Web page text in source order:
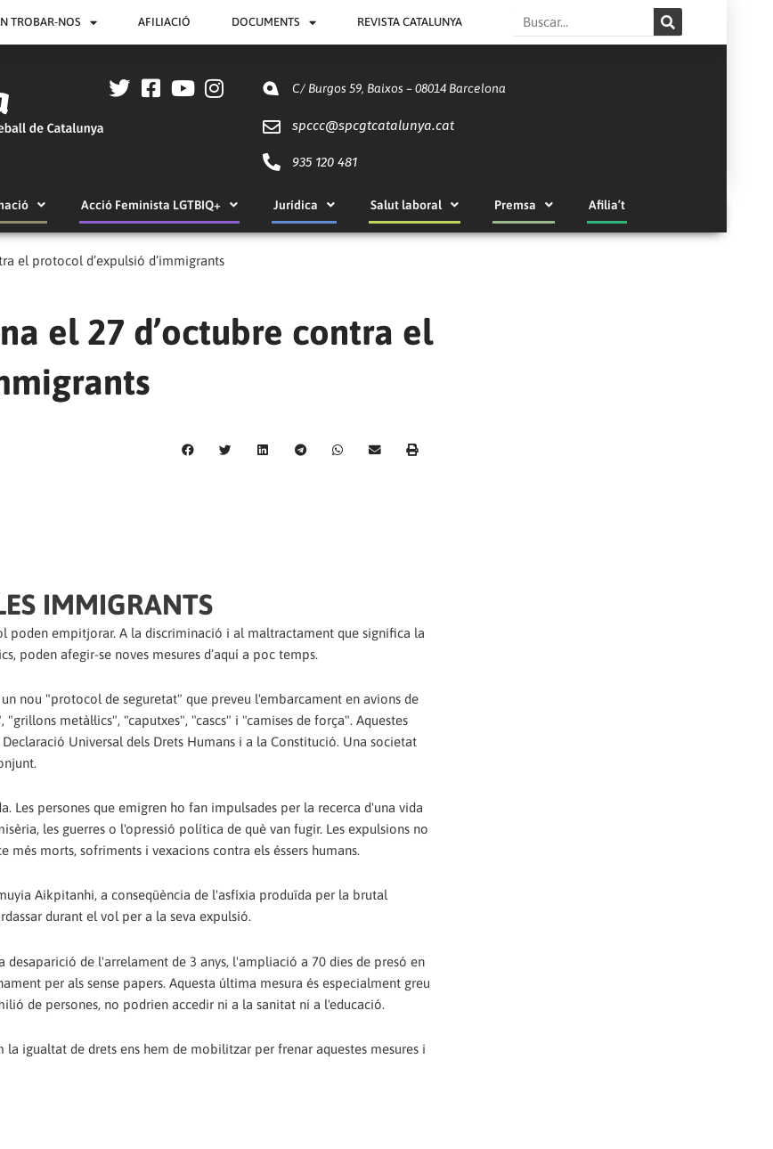
TROBAR-NOS AFILIACIÓ DOCUMENTS REVISTA CATALUNYA Search
C/ Burgos 59, Baixos – 08014 Barcelona
spccc@spcgtcatalunya.cat
935 120 481
Acció Feminista LGTBIQ+ Jurídica Salut laboral Premsa Afilia’t
el protocol d’expulsió d’immigrants
el 27 d’octubre contra el
IMMIGRANTS
poden empitjorar. A la discriminació i al maltractament que significa la
poden afegir-se noves mesures d’aquí a poc temps.
nou "protocol de seguretat" que preveu l'embarcament en avions de
metàl·lics", "caputxes", "cascs" i "camises de força". Aquestes
Universal dels Drets Humans i a la Constitució. Una societat
Les persones que emigren ho fan impulsades per la recerca d'una vida
les guerres o l'opressió política de què van fugir. Les expulsions no
morts, sofriments i vexacions contra els éssers humans.
Aikpitanhi, a conseqüència de l'asfíxia produïda per la brutal
durant el vol per a la seva expulsió.
de l'arrelament de 3 anys, l'ampliació a 70 dies de presó en
per als sense papers. Aquesta última mesura és especialment greu
de persones, no podrien accedir ni a la sanitat ni a l'educació.
la igualtat de drets ens hem de mobilitzar per frenar aquestes mesures i